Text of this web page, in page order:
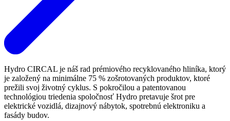
Hydro CIRCAL je náš rad prémiového recyklovaného hliníka, ktorý
je založený na minimálne 75 % zošrotovaných produktov, ktoré
prežili svoj životný cyklus. S pokročilou a patentovanou
technológiou triedenia spoločnosť Hydro pretavuje šrot pre
elektrické vozidlá, dizajnový nábytok, spotrebnú elektroniku a
fasády budov.